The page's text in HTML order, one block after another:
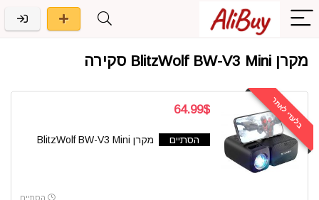
מקרן BlitzWolf BW-V3 Mini סקירה
בלעדי לאתר 64.99$
הסתיים מקרן BlitzWolf BW-V3 Mini
הסתיים